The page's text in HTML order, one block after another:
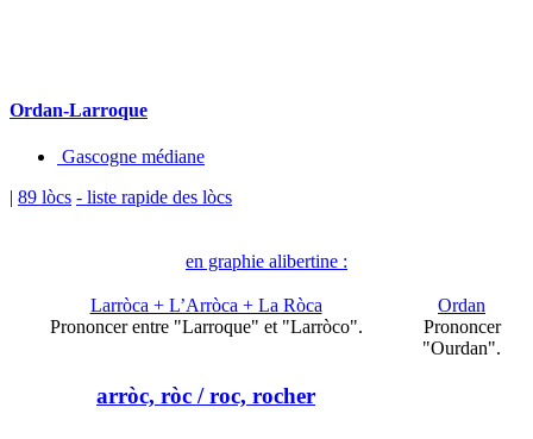
Ordan-Larroque
Gascogne médiane
| 89 lòcs - liste rapide des lòcs
en graphie alibertine :
Larròca + L’Arròca + La Ròca
Prononcer entre "Larroque" et "Larròco".
arròc, ròc / roc, rocher
Ordan
Prononcer
"Ourdan".